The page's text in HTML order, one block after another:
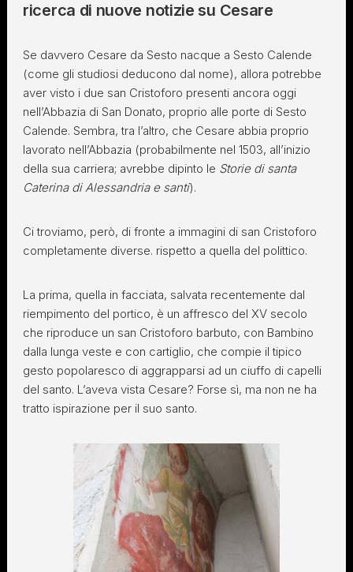
ricerca di nuove notizie su Cesare
Se davvero Cesare da Sesto nacque a Sesto Calende
(come gli studiosi deducono dal nome), allora potrebbe
aver visto i due san Cristoforo presenti ancora oggi
nell’Abbazia di San Donato, proprio alle porte di Sesto
Calende. Sembra, tra l’altro, che Cesare abbia proprio
lavorato nell’Abbazia (probabilmente nel 1503, all’inizio
della sua carriera; avrebbe dipinto le Storie di santa
Caterina di Alessandria e santi).
Ci troviamo, però, di fronte a immagini di san Cristoforo
completamente diverse. rispetto a quella del polittico.
La prima, quella in facciata, salvata recentemente dal
riempimento del portico, è un affresco del XV secolo
che riproduce un san Cristoforo barbuto, con Bambino
dalla lunga veste e con cartiglio, che compie il tipico
gesto popolaresco di aggrapparsi ad un ciuffo di capelli
del santo. L’aveva vista Cesare? Forse sì, ma non ne ha
tratto ispirazione per il suo santo.